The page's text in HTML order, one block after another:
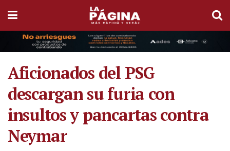
Aficionados del PSG
descargan su furia con
insultos y pancartas contra
Neymar